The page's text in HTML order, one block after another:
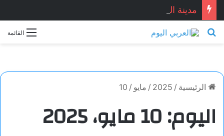
مدينة الفَراغ.. بقلم: ناي عمّار
القائمة بحث عن
الرئيسية /
2025
/ مايو /
10
اليوم:10 مايو، 2025